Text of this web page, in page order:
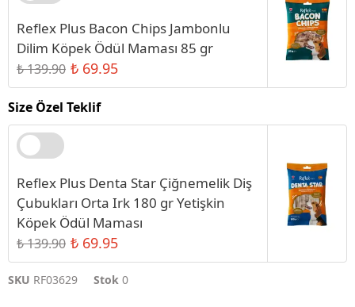
Reflex Plus Bacon Chips Jambonlu
Dilim Köpek Ödül Maması 85 gr
₺ 139.90 ₺ 69.95
Size Özel Teklif
Reflex Plus Denta Star Çiğnemelik Diş
Çubukları Orta Irk 180 gr Yetişkin
Köpek Ödül Maması
₺ 139.90 ₺ 69.95
SKU RF03629 Stok 0